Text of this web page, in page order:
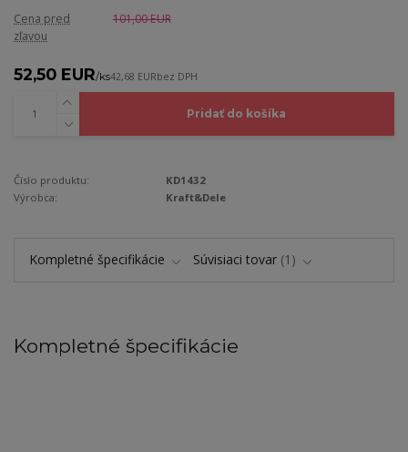
Cena pred
zľavou
101,00 EUR
52,50 EUR/ks42,68 EURbez DPH
Pridať do košíka
Číslo produktu:
KD1432
Výrobca:
Kraft&Dele
Kompletné špecifikácie Súvisiaci tovar 1
Kompletné špecifikácie